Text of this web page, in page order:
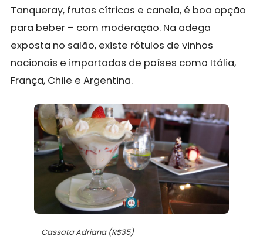
Tanqueray, frutas cítricas e canela, é boa opção
para beber – com moderação. Na adega
exposta no salão, existe rótulos de vinhos
nacionais e importados de países como Itália,
França, Chile e Argentina.
Cassata Adriana (R$35)